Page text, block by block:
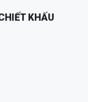
KHẤU